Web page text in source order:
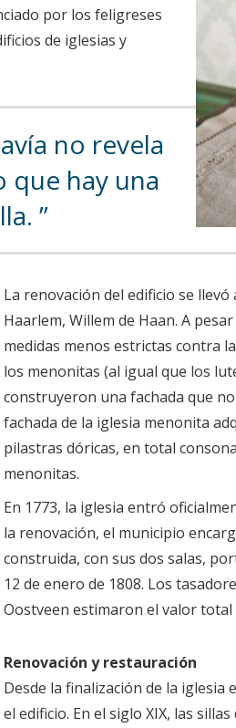
por los feligreses
de iglesias y
no revela
que hay una
La renovación del edificio se
Haarlem, Willem de Haan. A
medidas menos estrictas contra
los menonitas (al igual que los
construyeron una fachada que
fachada de la iglesia menonita
pilastras dóricas, en total
menonitas.
En 1773, la iglesia entró
la renovación, el municipio
construida, con sus dos salas,
12 de enero de 1808. Los
Oostveen estimaron el valor
Renovación y restauración
Desde la finalización de la iglesia
el edificio. En el siglo XIX, las